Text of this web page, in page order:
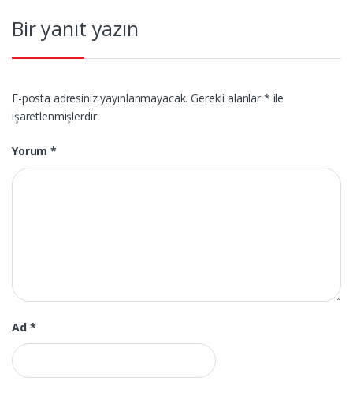
Bir yanıt yazın
E-posta adresiniz yayınlanmayacak. Gerekli alanlar * ile
işaretlenmişlerdir
Yorum*
Ad *